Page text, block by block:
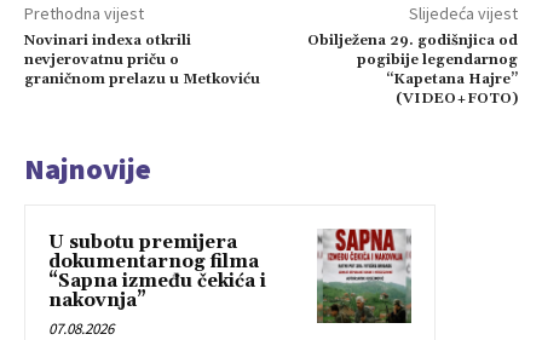
Prethodna vijest
Novinari indexa otkrili
nevjerovatnu priču o
graničnom prelazu u Metkoviću
Slijedeća vijest
Obilježena 29. godišnjica od
pogibije legendarnog
“Kapetana Hajre”
(VIDEO+FOTO)
Najnovije
U subotu premijera
dokumentarnog filma
“Sapna između čekića i
nakovnja”
07.08.2026